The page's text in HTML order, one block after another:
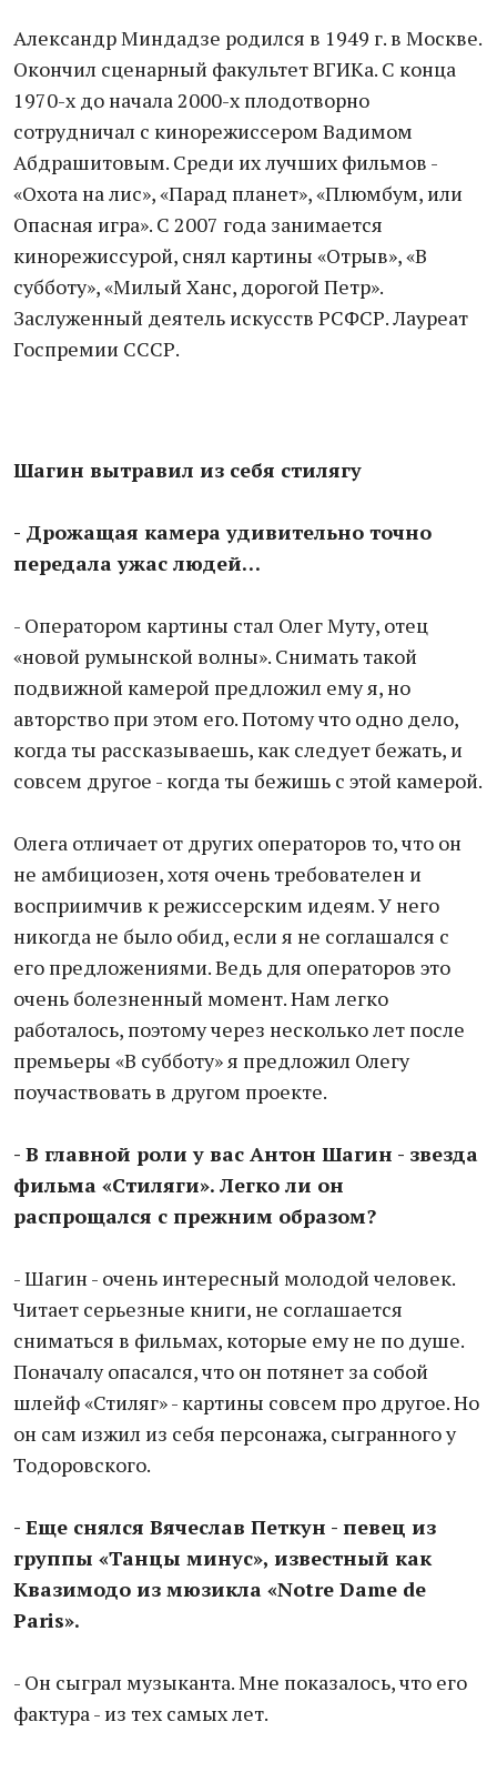
Александр Миндадзе родился в 1949 г. в Москве.
Окончил сценарный факультет ВГИКа. С конца
1970-х до начала 2000-х плодотворно
сотрудничал с кинорежиссером Вадимом
Абдрашитовым. Среди их лучших фильмов -
«Охота на лис», «Парад планет», «Плюмбум, или
Опасная игра». С 2007 года занимается
кинорежиссурой, снял картины «Отрыв», «В
субботу», «Милый Ханс, дорогой Петр».
Заслуженный деятель искусств РСФСР. Лауреат
Госпремии СССР.
Шагин вытравил из себя стилягу
- Дрожащая камера удивительно точно
передала ужас людей…
- Оператором картины стал Олег Муту, отец
«новой румынской волны». Снимать такой
подвижной камерой предложил ему я, но
авторство при этом его. Потому что одно дело,
когда ты рассказываешь, как следует бежать, и
совсем другое - когда ты бежишь с этой камерой.
Олега отличает от других операторов то, что он
не амбициозен, хотя очень требователен и
восприимчив к режиссерским идеям. У него
никогда не было обид, если я не соглашался с
его предложениями. Ведь для операторов это
очень болезненный момент. Нам легко
работалось, поэтому через несколько лет после
премьеры «В субботу» я предложил Олегу
поучаствовать в другом проекте.
- В главной роли у вас Антон Шагин - звезда
фильма «Стиляги». Легко ли он
распрощался с прежним образом?
- Шагин - очень интересный молодой человек.
Читает серьезные книги, не соглашается
сниматься в фильмах, которые ему не по душе.
Поначалу опасался, что он потянет за собой
шлейф «Стиляг» - картины совсем про другое. Но
он сам изжил из себя персонажа, сыгранного у
Тодоровского.
- Еще снялся Вячеслав Петкун - певец из
группы «Танцы минус», известный как
Квазимодо из мюзикла «Notre Dame de
Paris».
- Он сыграл музыканта. Мне показалось, что его
фактура - из тех самых лет.